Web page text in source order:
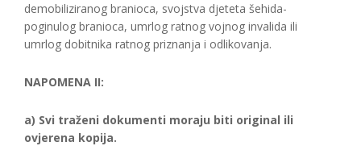
demobiliziranog branioca, svojstva djeteta šehida-
poginulog branioca, umrlog ratnog vojnog invalida ili
umrlog dobitnika ratnog priznanja i odlikovanja.
NAPOMENA II:
a) Svi traženi dokumenti moraju biti original ili
ovjerena kopija.